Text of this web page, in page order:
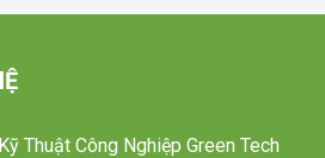
Thuật Công Nghiệp Green Tech